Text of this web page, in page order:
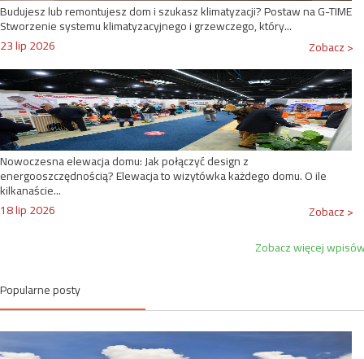
Budujesz lub remontujesz dom i szukasz klimatyzacji? Postaw na G-TIME
Stworzenie systemu klimatyzacyjnego i grzewczego, który...
23 lip 2026
Zobacz >
Nowoczesna elewacja domu: Jak połączyć design z
energooszczędnością? Elewacja to wizytówka każdego domu. O ile
kilkanaście...
18 lip 2026
Zobacz >
Zobacz więcej
Popularne posty